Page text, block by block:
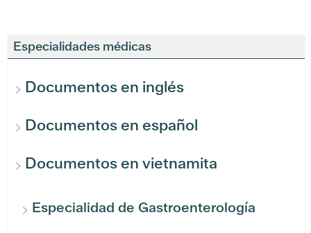
Especialidades médicas
Documentos en inglés
Documentos en español
Documentos en vietnamita
Especialidad de Gastroenterología